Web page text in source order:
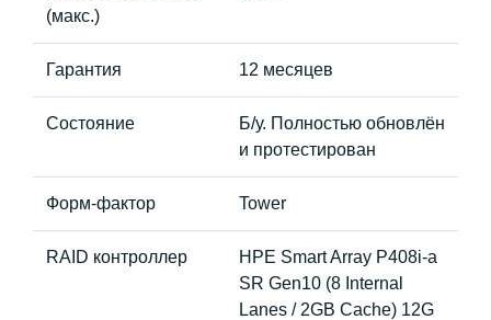
(макс.)
Гарантия 12 месяцев
Состояние
Б/у. Полностью обновлён
и протестирован
Форм-фактор Tower
RAID контроллер
HPE Smart Array P408i-a
SR Gen10 (8 Internal
Lanes / 2GB Cache) 12G